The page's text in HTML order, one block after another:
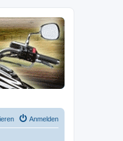
Anmelden